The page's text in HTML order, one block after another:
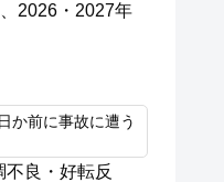
2026・2027年
か前に事故に遭う
良・好転反